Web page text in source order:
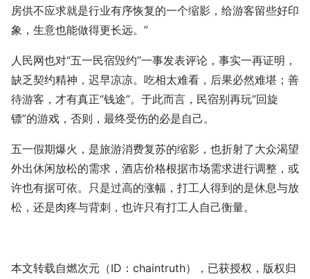
房供不应求就是行业有序恢复的一个缩影，给游客留些好印
象，生意也能做得更长远。”
人民网也对“五一民宿毁约”一事发表评论，事实一再证明，
缺乏契约精神，迟早凉凉。吃相太难看，后果必然难堪；善
待游客，才有真正“钱途”。于此而言，民宿别再玩“回旋
镖”的游戏，否则，最终受伤的必是自己。
五一假期爆火，是旅游消费复苏的缩影，也折射了大众渴望
外出休闲放松的需求，酒店价格根据市场需求进行调整，或
许也有据可依。只是过高的涨幅，打工人得到的是休息与放
松，还是肉疼与背刺，也许只有打工人自己衡量。
本文转载自燃次元（ID：chaintruth），已获授权，版权归